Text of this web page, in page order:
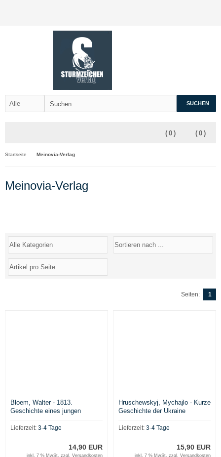
SUCHEN
( 0 )
( 0 )
Startseite Meinovia-Verlag
Meinovia-Verlag
Seiten: 1
Bloem, Walter - 1813.
Geschichte eines jungen
Lieferzeit: 3-4 Tage
14,90 EUR
inkl. 7 % MwSt. zzgl. Versandkosten
Hruschewskyj, Mychajlo - Kurze
Geschichte der Ukraine
Lieferzeit: 3-4 Tage
15,90 EUR
inkl. 7 % MwSt. zzgl. Versandkosten